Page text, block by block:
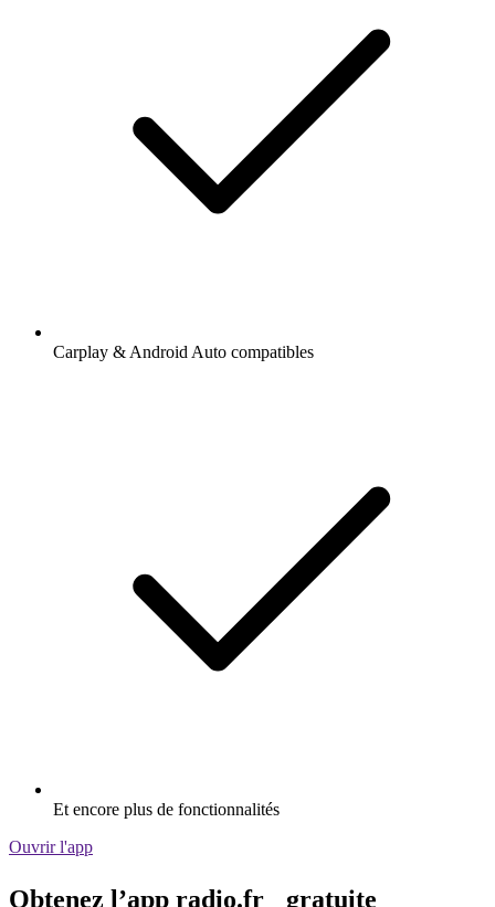
Carplay & Android Auto compatibles
Et encore plus de fonctionnalités
Ouvrir l'app
Obtenez l’app radio.fr gratuite